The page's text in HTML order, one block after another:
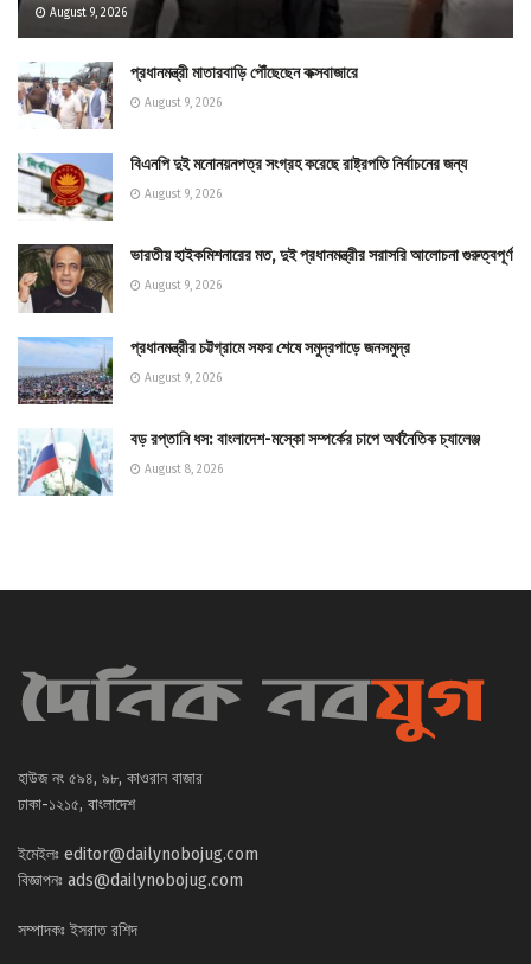
August 9, 2026
প্রধানমন্ত্রী মাতারবাড়ি পৌঁছেছেন কক্সবাজারে
August 9, 2026
বিএনপি দুই মনোনয়নপত্র সংগ্রহ করেছে রাষ্ট্রপতি নির্বাচনের জন্য
August 9, 2026
ভারতীয় হাইকমিশনারের মত, দুই প্রধানমন্ত্রীর সরাসরি আলোচনা গুরুত্বপূর্ণ
August 9, 2026
প্রধানমন্ত্রীর চট্টগ্রামে সফর শেষে সমুদ্রপাড়ে জনসমুদ্র
August 9, 2026
বড় রপ্তানি ধস: বাংলাদেশ-মস্কো সম্পর্কের চাপে অর্থনৈতিক চ্যালেঞ্জ
August 8, 2026
হাউজ নং ৫৯৪, ৯৮, কাওরান বাজার
ঢাকা-১২১৫, বাংলাদেশ
ইমেইলঃ editor@dailynobojug.com
বিজ্ঞাপনঃ ads@dailynobojug.com
সম্পাদকঃ ইসরাত রশিদ